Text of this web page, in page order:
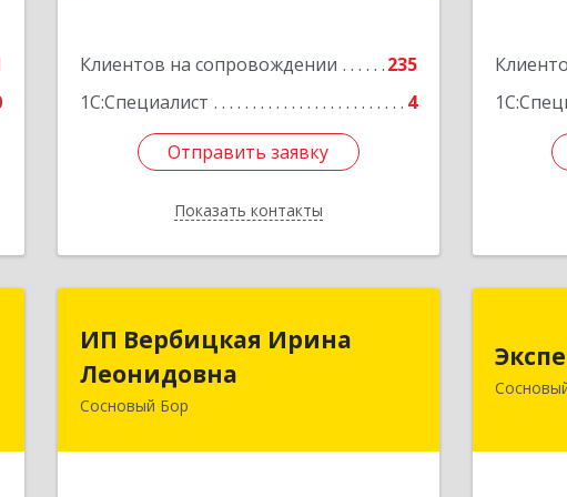
Клиентов на сопровождении
235
1С:Специалист
4
Отправить заявку
Показать контакты
Отправить заявку
Назад
ИП Вербицкая Ирина
Леонидовна
Сосновый Бор
ИП Вербицкая Ирина
Леонидовна
189540, Сосновый Бор г, Героев пр-кт,